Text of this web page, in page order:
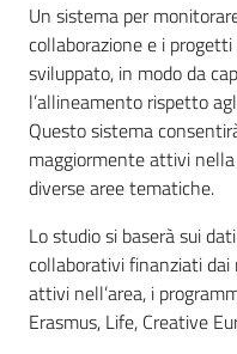
Un sistema per
collaborazione e i
sviluppato, in modo da
l’allineamento rispetto
Questo sistema
maggiormente attivi
diverse aree tematiche.
Lo studio si baserà sui
collaborativi finanziati
attivi nell’area, i
Erasmus, Life, Creative